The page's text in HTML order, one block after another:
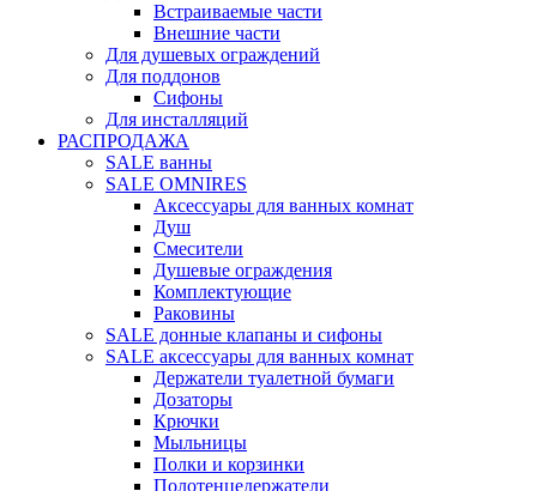
Встраиваемые части
Внешние части
Для душевых ограждений
Для поддонов
Сифоны
Для инсталляций
РАСПРОДАЖА
SALE ванны
SALE OMNIRES
Аксессуары для ванных комнат
Душ
Смесители
Душевые ограждения
Комплектующие
Раковины
SALE донные клапаны и сифоны
SALE аксессуары для ванных комнат
Держатели туалетной бумаги
Дозаторы
Крючки
Мыльницы
Полки и корзинки
Полотенцедержатели